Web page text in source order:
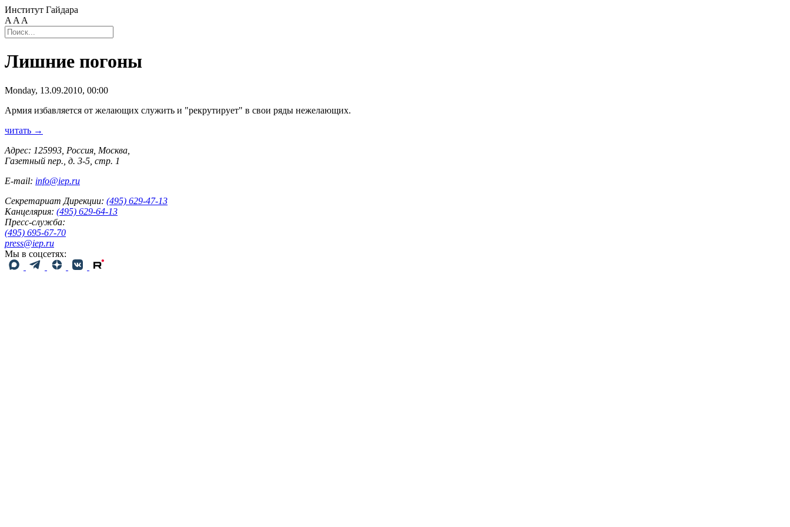
Институт Гайдара
A A A
Лишние погоны
Monday, 13.09.2010, 00:00
Армия избавляется от желающих служить и "рекрутирует" в свои ряды нежелающих.
читать →
Адрес: 125993, Россия, Москва,
Газетный пер., д. 3-5, стр. 1
E-mail: info@iep.ru
Секретариат Дирекции: (495) 629-47-13
Канцелярия: (495) 629-64-13
Пресс-служба:
(495) 695-67-70
press@iep.ru
Мы в соцсетях: